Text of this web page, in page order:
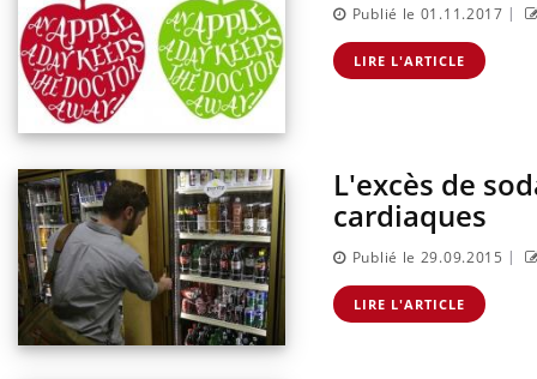
Publié le 01.11.2017 |
LIRE L'ARTICLE
L'excès de
cardiaques
Publié le 29.09.2015 |
LIRE L'ARTICLE